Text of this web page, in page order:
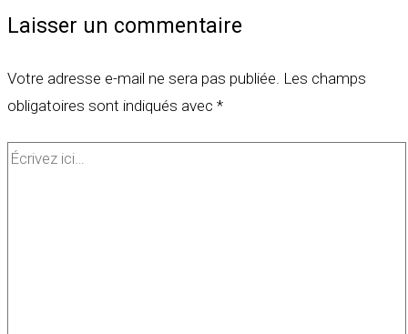
Laisser un commentaire
Votre adresse e-mail ne sera pas publiée. Les champs
obligatoires sont indiqués avec *
Écrivez